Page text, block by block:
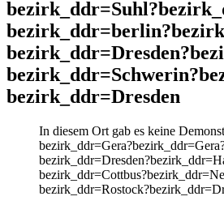
bezirk_ddr=Dresden
In diesem Ort gab es keine